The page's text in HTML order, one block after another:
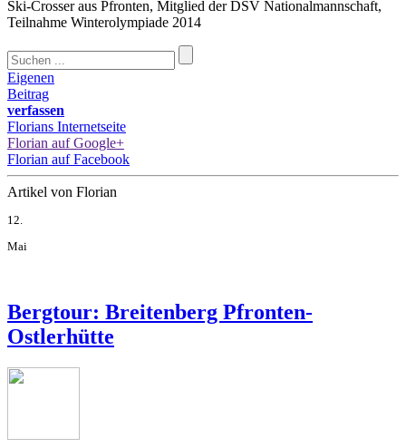
Ski-Crosser aus Pfronten, Mitglied der DSV Nationalmannschaft,
Teilnahme Winterolympiade 2014
Eigenen
Beitrag
verfassen
Florians Internetseite
Florian auf Google+
Florian auf Facebook
Artikel von Florian
12.
Mai
Bergtour: Breitenberg Pfronten-
Ostlerhütte